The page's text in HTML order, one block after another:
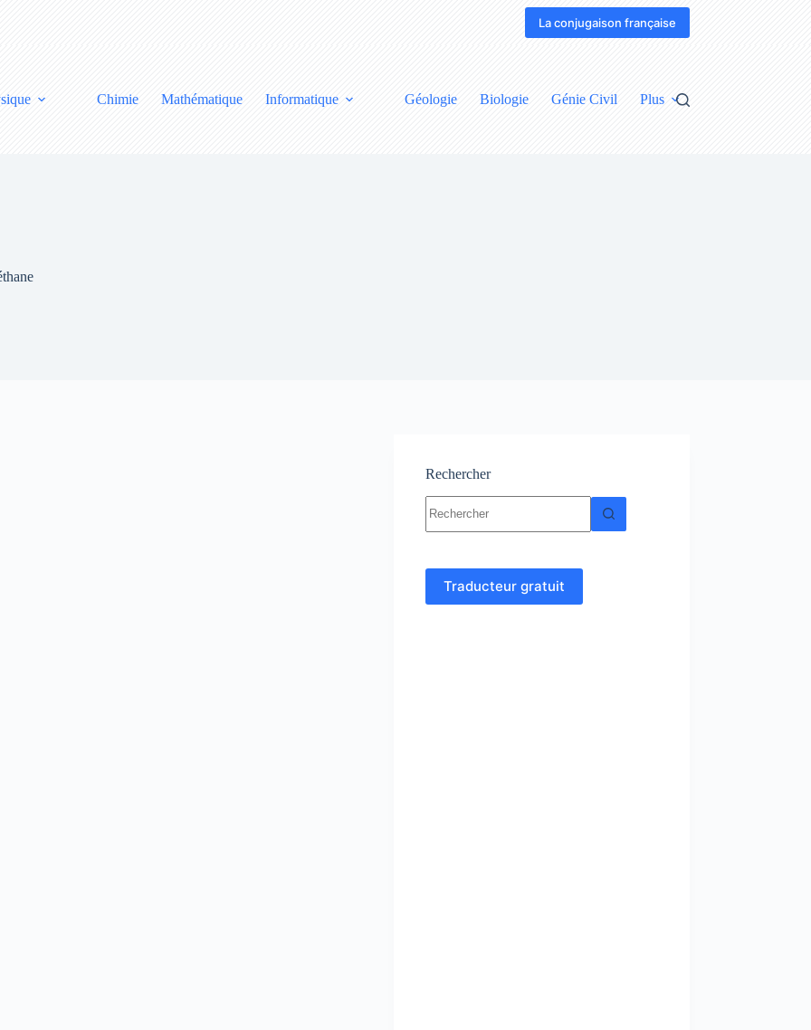
La conjugaison française
Chimie Mathématique Informatique Géologie Biologie Génie Civil Plus
Rechercher
résultat
Traducteur gratuit